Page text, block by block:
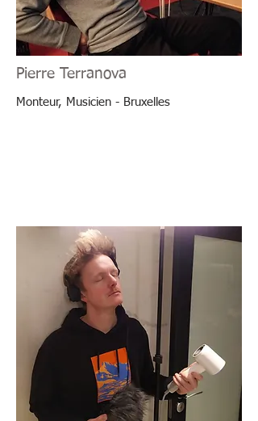
Pierre Terranova
Monteur, Musicien - Bruxelles